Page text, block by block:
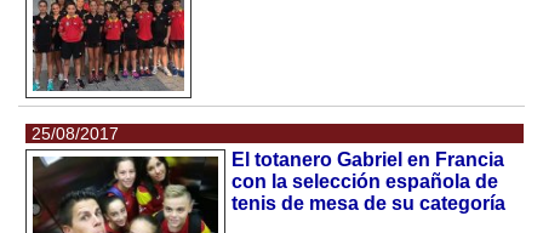
25/08/2017
El totanero Gabriel en Francia
con la selección española de
tenis de mesa de su categoría